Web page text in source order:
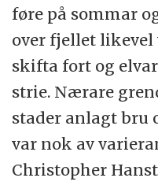
føre på sommar
over fjellet likevel
skifta fort og
strie. Nærare
stader anlagt bru
var nok av
Christopher